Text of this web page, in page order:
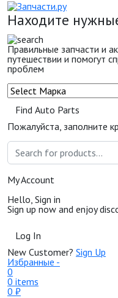
Находите
Правильные запчасти и
путешествии и помогут
проблем
Find Auto Parts
Пожалуйста, заполните
My Account
Hello, Sign in
Sign up now and enjoy
Log In
New Customer? Sign Up
Избранные -
0
0 items
0 ₽